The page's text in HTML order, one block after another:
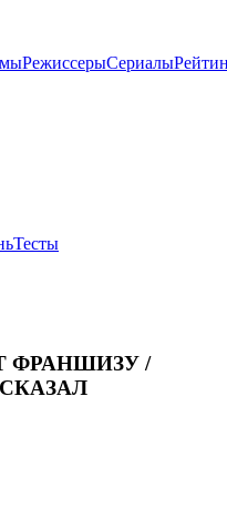
РежиссерыСериалы
Тесты
ФРАНШИЗУ /